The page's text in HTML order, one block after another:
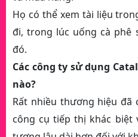
Họ có thể xem tài liệu
đi, trong lúc uống cà phê
đó.
Các công ty sử dụng
nào?
Rất nhiều thương hiệu
công cụ tiếp thị khác biệt